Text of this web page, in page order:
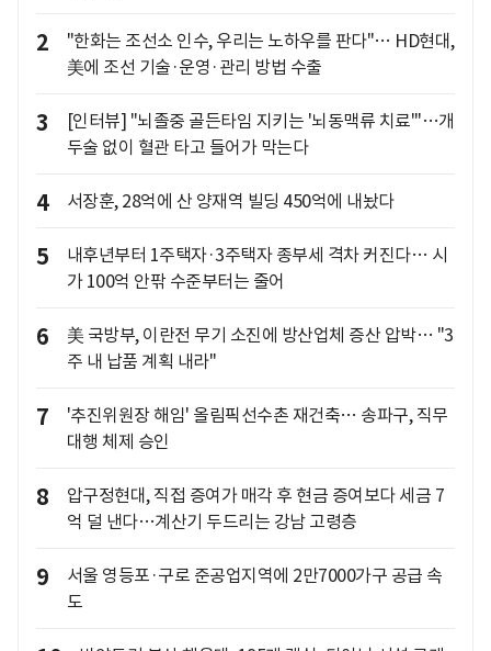
2
"한화는 조선소 인수, 우리는 노하우를 판다"… HD현대,
美에 조선 기술·운영·관리 방법 수출
3
[인터뷰] "뇌졸중 골든타임 지키는 '뇌동맥류 치료'"…개
두술 없이 혈관 타고 들어가 막는다
4 서장훈, 28억에 산 양재역 빌딩 450억에 내놨다
5
내후년부터 1주택자·3주택자 종부세 격차 커진다… 시
가 100억 안팎 수준부터는 줄어
6
美 국방부, 이란전 무기 소진에 방산업체 증산 압박… "3
주 내 납품 계획 내라"
7
'추진위원장 해임' 올림픽선수촌 재건축… 송파구, 직무
대행 체제 승인
8
압구정현대, 직접 증여가 매각 후 현금 증여보다 세금 7
억 덜 낸다…계산기 두드리는 강남 고령층
9
서울 영등포·구로 준공업지역에 2만7000가구 공급 속
도